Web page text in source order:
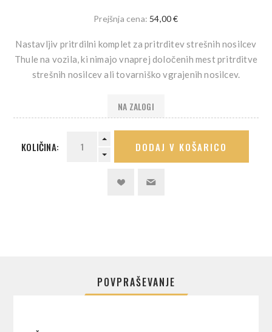
Prejšnja cena: 54,00 €
Nastavljiv pritrdilni komplet za pritrditev strešnih nosilcev
Thule na vozila, ki nimajo vnaprej določenih mest pritrditve
strešnih nosilcev ali tovarniško vgrajenih nosilcev.
NA ZALOGI
KOLIČINA: DODAJ V KOŠARICO
POVPRAŠEVANJE